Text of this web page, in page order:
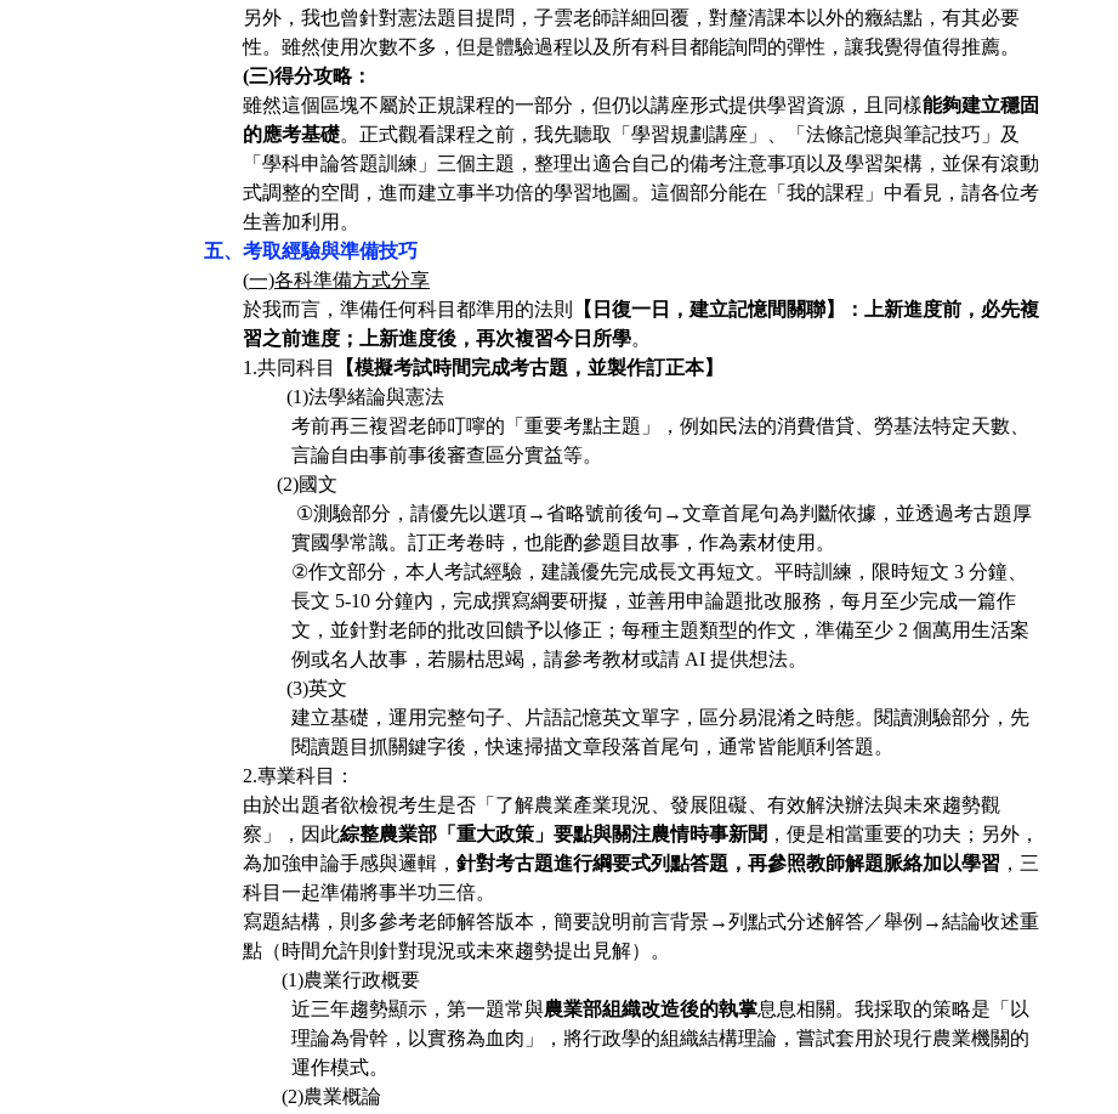
另外，我也曾針對憲法題目提問，子雲老師詳細回覆，對釐清課本以外的癥結點，有其必要
性。雖然使用次數不多，但是體驗過程以及所有科目都能詢問的彈性，讓我覺得值得推薦。
(三)得分攻略：
雖然這個區塊不屬於正規課程的一部分，但仍以講座形式提供學習資源，且 同樣能夠建立穩固
的應考基礎。正式觀看課程之前，我先聽取「學習規劃講座」、「法條記憶與筆記技巧」及
「學科申論答題訓練」三個主題，整理出適合自己的備考注意事項以及學習架構，並保有滾動
式調整的空間，進而建立事半功倍的學習地圖。這個部分能在「我的課程」中看見，請各位考
生善加利用。
五、考取經驗與準備技巧
(一)各科準備方式分享
於我而言， 準備任何科目都準用的法則
【日復一日，建立記憶間關聯】：上新進度前，必先複
習之前進度；上新進度後，再次複習今日所學。
1.共同科目 【模擬考試時間完成考古題 ， 並製作訂正本】
(1)法學緒論與憲法
考前再三複習老師叮嚀的「重要考點主題」，例如民法的消費借貸、勞基法特定天數
言論自由事前事後審查區分實益等。
(2)國文
①測驗部分，請優先以選項→省略號前後句 →文章首尾句為判斷依據，並透過考古題厚
實國學常識。訂正考卷時，也能酌參題目故事，作為素材使用。
②作文部分，本人考試經驗，建議優先完成長文再短文。平時訓練，限時短文 3 分鐘、
長文 5-10 分鐘內，完成撰寫綱要研擬，並善用申論題批改服務，每月至少完成一篇作
文，並針對老師的批改回饋予以修正；每種主題類型的作文，準備至少 2 個萬用生活案
例或名人故事，若腸枯思竭，請參考教材或請 AI 提供想法。
(3)英文
建立基礎，運用完整句子
片語記憶英文單字 ， 區分易混淆之時態。閱讀測驗部分，先
閱讀題目抓關鍵字後，快速掃描文章段落首尾句，通常皆能順利答題。
2.專業科目：
由於出題者欲檢視考生是否「了解農業產業現況、發展阻礙、有效解決辦法與未來趨勢觀
察」，因此綜整農業部「重大政策」要點與關注農情時事新聞 ，便是相當重要的功夫；另外，
為加強申論手感與邏輯， 針對考古題進行綱要式列點答題，再參照教師解題脈絡加以學習 ，三
科目一起準備將事半功三倍。
寫題結構，則多參考老師解答版本，簡要說明前言背景→列點式分述解答／舉例→結論收述重
點（時間允許則針對現況或未來趨勢提出見解）。
(1)農業行政概要
近三年趨勢顯示，第一題常與農業部組織改造後的執掌息息相關。我採取的策略是「以
理論為骨幹，以實務為血肉」，將行政學的組織結構理論，嘗試套用於現行農業機關的
運作模式。
(2)農業概論